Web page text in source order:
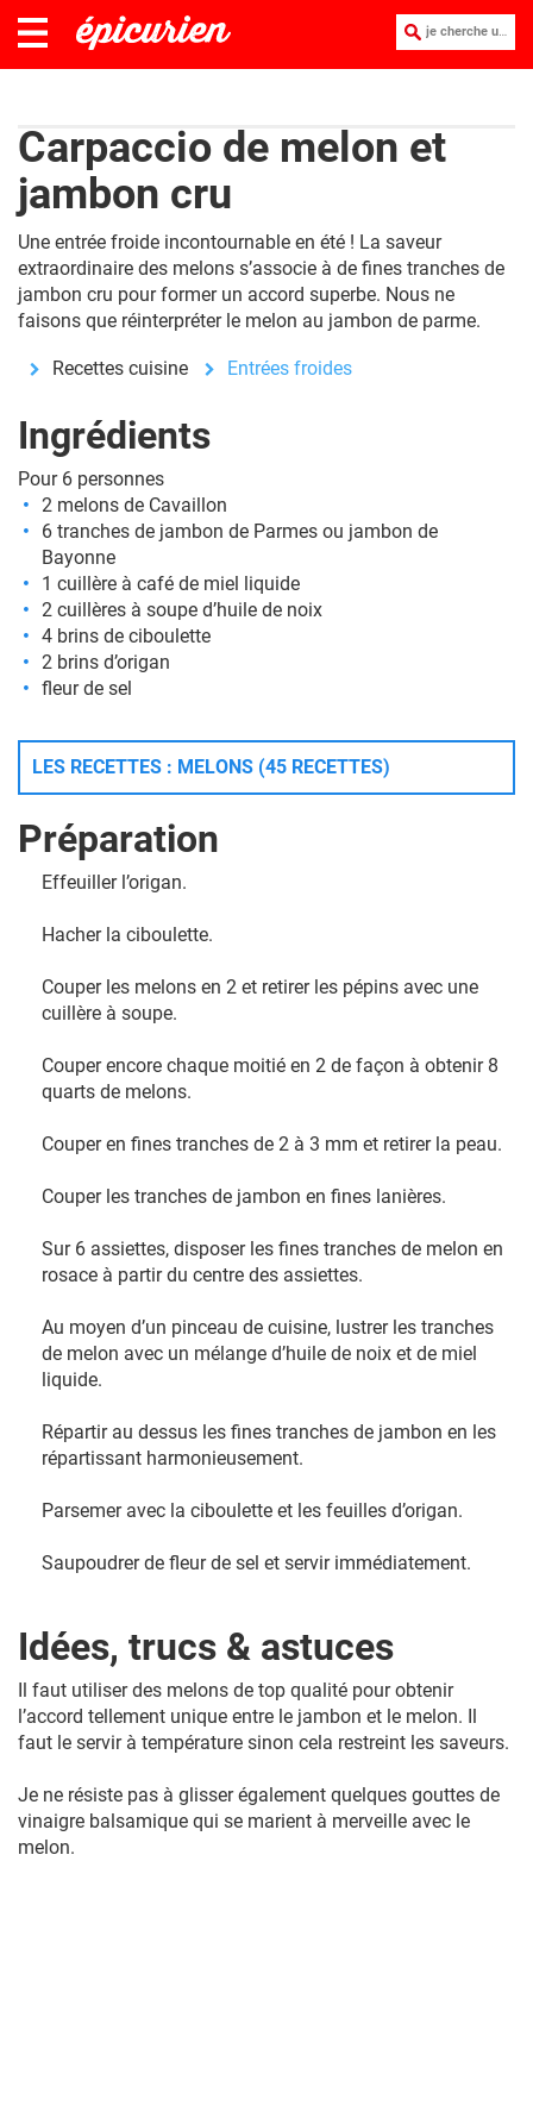
je cherche une recette :
Carpaccio de melon et
jambon cru
Une entrée froide incontournable en été ! La saveur
extraordinaire des melons s’associe à de fines tranches de
jambon cru pour former un accord superbe. Nous ne
faisons que réinterpréter le melon au jambon de parme.
Recettes cuisine Entrées froides
Ingrédients
Pour 6 personnes
2 melons de Cavaillon
6 tranches de jambon de Parmes ou jambon de
Bayonne
1 cuillère à café de miel liquide
2 cuillères à soupe d’huile de noix
4 brins de ciboulette
2 brins d’origan
fleur de sel
LES RECETTES : MELONS (45 RECETTES)
Préparation
Effeuiller l’origan.
Hacher la ciboulette.
Couper les melons en 2 et retirer les pépins avec une
cuillère à soupe.
Couper encore chaque moitié en 2 de façon à obtenir 8
quarts de melons.
Couper en fines tranches de 2 à 3 mm et retirer la peau.
Couper les tranches de jambon en fines lanières.
Sur 6 assiettes, disposer les fines tranches de melon en
rosace à partir du centre des assiettes.
Au moyen d’un pinceau de cuisine, lustrer les tranches
de melon avec un mélange d’huile de noix et de miel
liquide.
Répartir au dessus les fines tranches de jambon en les
répartissant harmonieusement.
Parsemer avec la ciboulette et les feuilles d’origan.
Saupoudrer de fleur de sel et servir immédiatement.
Idées, trucs & astuces
Il faut utiliser des melons de top qualité pour obtenir
l’accord tellement unique entre le jambon et le melon. Il
faut le servir à température sinon cela restreint les saveurs.
Je ne résiste pas à glisser également quelques gouttes de
vinaigre balsamique qui se marient à merveille avec le
melon.